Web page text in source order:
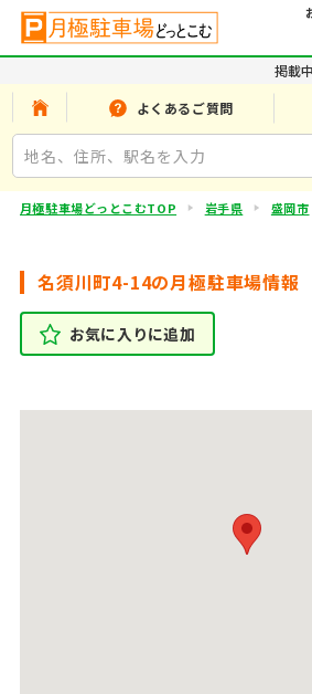
掲載
よくあるご質問
月極駐車場どっとこむTOP 岩手県 盛岡市
名須川町4-14の月極駐車場情報
お気に入りに追加